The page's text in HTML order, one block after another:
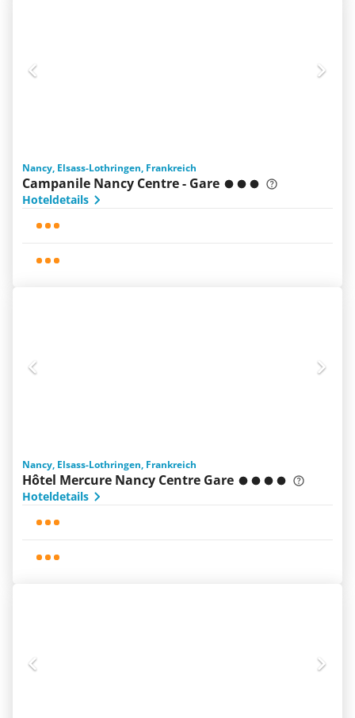
Nancy, Elsass-Lothringen, Frankreich
Campanile Nancy Centre - Gare
Hoteldetails
Nancy, Elsass-Lothringen, Frankreich
Hôtel Mercure Nancy Centre Gare
Hoteldetails